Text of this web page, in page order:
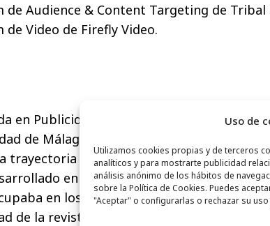
Uso de
Utilizamos cookies propias y de terceros
analíticos y para mostrarte publicidad
análisis anónimo de los hábitos de
sobre la Política de Cookies. Puedes
"Aceptar" o configurarlas o rechazar su
de Audience & Content Targeting de Tribal
de Video de Firefly Video.
en Publicidad, Relaciones Públicas y
de Málaga, con amplia experiencia en
trayectoria profesional de Rosalía en el
en compañías comoGrupo
en los seis últimos años el cargo de
de la revista Elle junto al portal Elle.es-.